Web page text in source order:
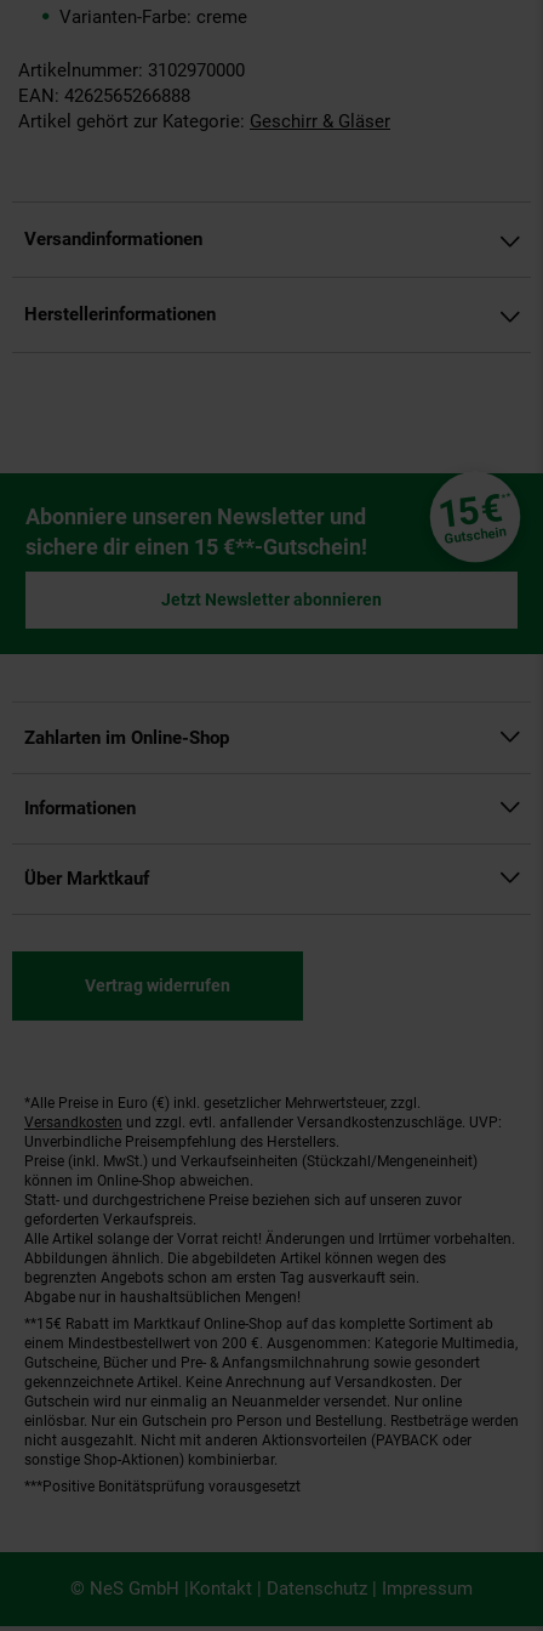
Varianten-Farbe: creme
Artikelnummer: 3102970000
EAN: 4262565266888
Artikel gehört zur Kategorie: Geschirr & Gläser
Versandinformationen
Herstellerinformationen
Newsletter Anmeldung
Abonniere unseren Newsletter und
sichere dir einen 15 €**-Gutschein!
15€**
Gutschein
Jetzt Newsletter abonnieren
Zahlarten im Online-Shop
Informationen
Über Marktkauf
Vertrag widerrufen
Fußnoten
*Alle Preise in Euro (€) inkl. gesetzlicher Mehrwertsteuer, zzgl.
Versandkosten und zzgl. evtl. anfallender Versandkostenzuschläge. UVP:
Unverbindliche Preisempfehlung des Herstellers.
Preise (inkl. MwSt.) und Verkaufseinheiten (Stückzahl/Mengeneinheit)
können im Online-Shop abweichen.
Statt- und durchgestrichene Preise beziehen sich auf unseren zuvor
geforderten Verkaufspreis.
Alle Artikel solange der Vorrat reicht! Änderungen und Irrtümer vorbehalten.
Abbildungen ähnlich. Die abgebildeten Artikel können wegen des
begrenzten Angebots schon am ersten Tag ausverkauft sein.
Abgabe nur in haushaltsüblichen Mengen!
**15€ Rabatt im Marktkauf Online-Shop auf das komplette Sortiment ab
einem Mindestbestellwert von 200 €. Ausgenommen: Kategorie Multimedia,
Gutscheine, Bücher und Pre- & Anfangsmilchnahrung sowie gesondert
gekennzeichnete Artikel. Keine Anrechnung auf Versandkosten. Der
Gutschein wird nur einmalig an Neuanmelder versendet. Nur online
einlösbar. Nur ein Gutschein pro Person und Bestellung. Restbeträge werden
nicht ausgezahlt. Nicht mit anderen Aktionsvorteilen (PAYBACK oder
sonstige Shop-Aktionen) kombinierbar.
***Positive Bonitätsprüfung vorausgesetzt
© NeS GmbH |Kontakt | Datenschutz | Impressum